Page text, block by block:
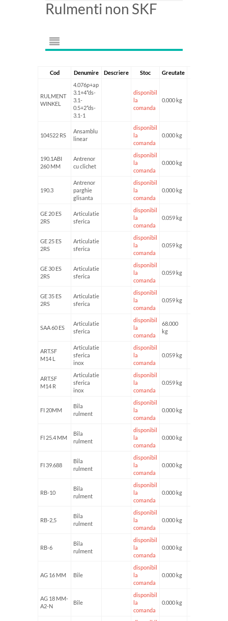
Rulmenti non SKF
Cod Denumire Descriere Stoc Greutate
RULMENT
WINKEL
4.076p+ap
3.1+4*ds-
3.1-
0.5+2*ds-
3.1-1
disponibil
la
comanda
0.000 kg
104522 RS
Ansamblu
linear
disponibil
la
comanda
0.000 kg
190.1ABI
260 MM
Antrenor
cu clichet
disponibil
la
comanda
0.000 kg
190.3
Antrenor
parghie
glisanta
disponibil
la
comanda
0.000 kg
GE 20 ES
2RS
Articulatie
sferica
disponibil
la
comanda
0.059 kg
GE 25 ES
2RS
Articulatie
sferica
disponibil
la
comanda
0.059 kg
GE 30 ES
2RS
Articulatie
sferica
disponibil
la
comanda
0.059 kg
GE 35 ES
2RS
Articulatie
sferica
disponibil
la
comanda
0.059 kg
SAA 60 ES
Articulatie
sferica
disponibil
la
comanda
68.000
kg
ART.SF
M14 L
Articulatie
sferica
inox
disponibil
la
comanda
0.059 kg
ART.SF
M14 R
Articulatie
sferica
inox
disponibil
la
comanda
0.059 kg
FI 20MM
Bila
rulment
disponibil
la
comanda
0.000 kg
FI 25.4 MM
Bila
rulment
disponibil
la
comanda
0.000 kg
FI 39.688
Bila
rulment
disponibil
la
comanda
0.000 kg
RB-10
Bila
rulment
disponibil
la
comanda
0.000 kg
RB-2,5
Bila
rulment
disponibil
la
comanda
0.000 kg
RB-6
Bila
rulment
disponibil
la
comanda
0.000 kg
AG 16 MM Bile
disponibil
la
comanda
0.000 kg
AG 18 MM-
A2-N
Bile
disponibil
la
comanda
0.000 kg